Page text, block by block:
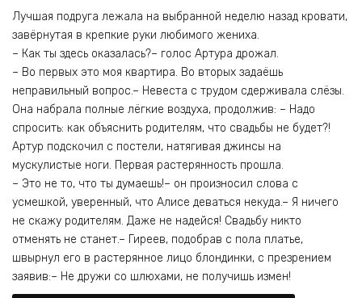
Лучшая подруга лежала на выбранной неделю назад кровати,
завёрнутая в крепкие руки любимого жениха.
– Как ты здесь оказалась?– голос Артура дрожал.
– Во первых это моя квартира. Во вторых задаёшь
неправильный вопрос.– Невеста с трудом сдерживала слёзы.
Она набрала полные лёгкие воздуха, продолжив: – Надо
спросить: как объяснить родителям, что свадьбы не будет?!
Артур подскочил с постели, натягивая джинсы на
мускулистые ноги. Первая растерянность прошла.
– Это не то, что ты думаешь!– он произносил слова с
усмешкой, уверенный, что Алисе деваться некуда.– Я ничего
не скажу родителям. Даже не надейся! Свадьбу никто
отменять не станет.– Гиреев, подобрав с пола платье,
швырнул его в растерянное лицо блондинки, с презрением
заявив:– Не дружи со шлюхами, не получишь измен!